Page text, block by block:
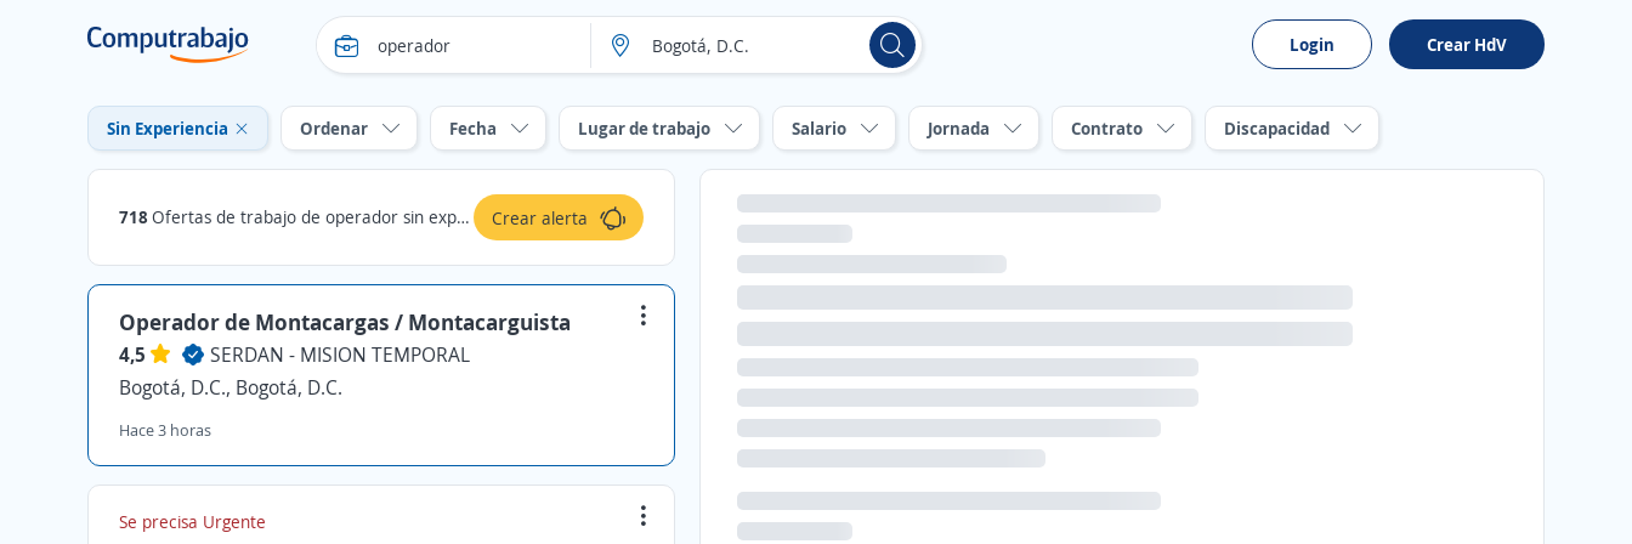
Login Crear HdV
Sin Experiencia Ordenar Fecha Lugar de trabajo Salario Jornada Contrato Discapacidad
718 Ofertas de trabajo de operador sin experiencia en Bogotá, D.C. Crear alerta
Operador de Montacargas / Montacarguista
4,5
SERDAN - MISION TEMPORAL
Bogotá, D.C., Bogotá, D.C.
Hace 3 horas
Se precisa Urgente